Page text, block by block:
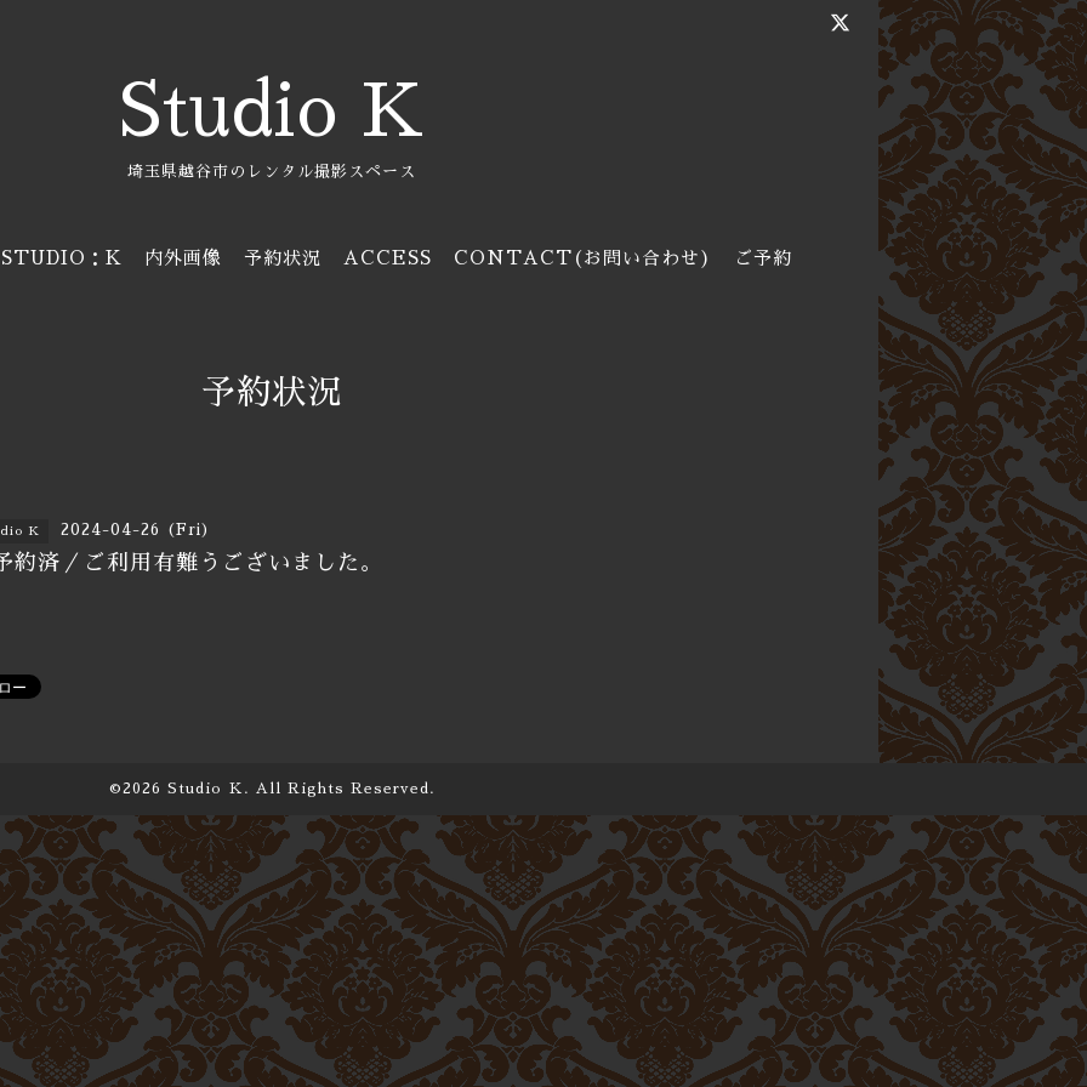
Studio K
埼玉県越谷市のレンタル撮影スペース
STUDIO：K 内外画像 予約状況 ACCESS CONTACT(お問い合わせ) ご予約
予約状況
K 2024-04-26 (Fri)
約済／ご利用有難うございました。
©2026 Studio Ｋ . All Rights Reserved.